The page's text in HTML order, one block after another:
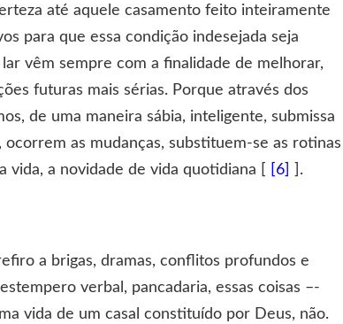
até aquele casamento feito inteiramente
para que essa condição indesejada seja
vêm sempre com a finalidade de melhorar,
futuras mais sérias. Porque através dos
de uma maneira sábia, inteligente, submissa
as mudanças, substituem-se as rotinas
vida, a novidade de vida quotidiana [ [6] ].
a brigas, dramas, conflitos profundos e
verbal, pancadaria, essas coisas –-
vida de um casal constituído por Deus, não.